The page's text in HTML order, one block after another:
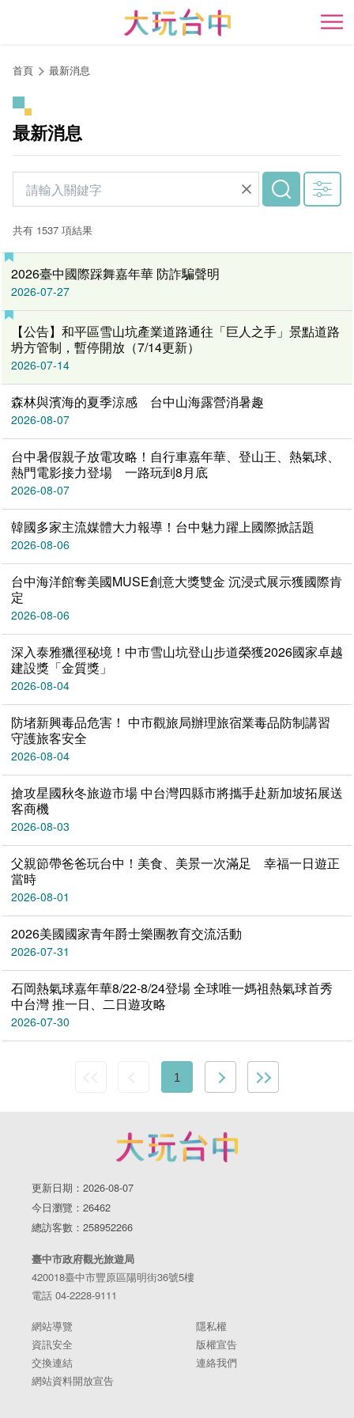
開
首頁 最新消息
最新消息
共有 1537 項結果
2026臺中國際踩舞嘉年華 防詐騙聲明
2026-07-27
【公告】和平區雪山坑產業道路通往「巨人之手」景點道路
坍方管制，暫停開放（7/14更新）
2026-07-14
森林與濱海的夏季涼感 台中山海露營消暑趣
2026-08-07
台中暑假親子放電攻略！自行車嘉年華、登山王、熱氣球、
熱門電影接力登場 一路玩到8月底
2026-08-07
韓國多家主流媒體大力報導！台中魅力躍上國際掀話題
2026-08-06
台中海洋館奪美國MUSE創意大獎雙金 沉浸式展示獲國際肯
定
2026-08-06
深入泰雅獵徑秘境！中市雪山坑登山步道榮獲2026國家卓越
建設獎「金質獎」
2026-08-04
防堵新興毒品危害！ 中市觀旅局辦理旅宿業毒品防制講習
守護旅客安全
2026-08-04
搶攻星國秋冬旅遊市場 中台灣四縣市將攜手赴新加坡拓展送
客商機
2026-08-03
父親節帶爸爸玩台中！美食、美景一次滿足 幸福一日遊正
當時
2026-08-01
2026美國國家青年爵士樂團教育交流活動
2026-07-31
石岡熱氣球嘉年華8/22-8/24登場 全球唯一媽祖熱氣球首秀
中台灣 推一日、二日遊攻略
2026-07-30
1
更新日期：2026-08-07
今日瀏覽：26462
總訪客數：258952266
臺中市政府觀光旅遊局
420018臺中市豐原區陽明街36號5樓
電話 04-2228-9111
網站導覽
隱私權
資訊安全
版權宣告
交換連結
連絡我們
網站資料開放宣告